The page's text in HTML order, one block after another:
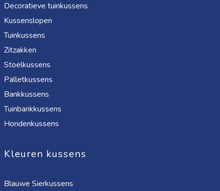
Decoratieve tuinkussens
Kussenslopen
Tuinkussens
Zitzakken
Stoelkussens
Palletkussens
Bankkussens
Tuinbankkussens
Hondenkussens
Kleuren kussens
Blauwe Sierkussens